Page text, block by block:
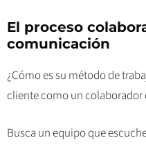
El proceso
comunicación
¿Cómo es su método de
cliente como un colaborador
Busca un equipo que